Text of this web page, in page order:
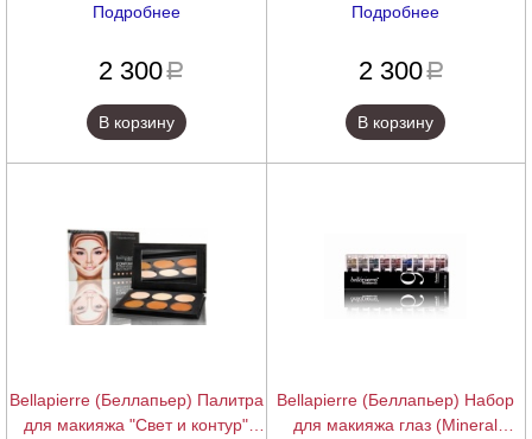
17,28 г.
Подробнее
2 300a
В корзину
(Contour & Highlight Cream
Подробнее
2 300a
В корзину
Bellapierre (Беллапьер) Палитра
для макияжа "Свет и контур"
Bellapierre (Беллапьер) Набор
для макияжа глаз (Mineral